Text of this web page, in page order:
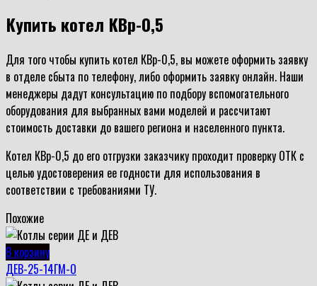
Купить котел КВр-0,5
Для того чтобы купить котел КВр-0,5, вы можете оформить заявку
в отделе сбыта по телефону, либо оформить заявку онлайн. Наши
менеджеры дадут консультацию по подбору вспомогательного
оборудования для выбранных вами моделей и рассчитают
стоимость доставки до вашего региона и населенного пункта.
Котел КВр-0,5 до его отгрузки заказчику проходит проверку ОТК с
целью удостоверения ее годности для использования в
соответствии с требованиями ТУ.
Похожие
В корзину
ДЕВ-25-14ГМ-О